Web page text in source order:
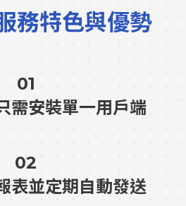
務特色與優勢
01
需安裝單一用戶端
02
表並定期自動發送